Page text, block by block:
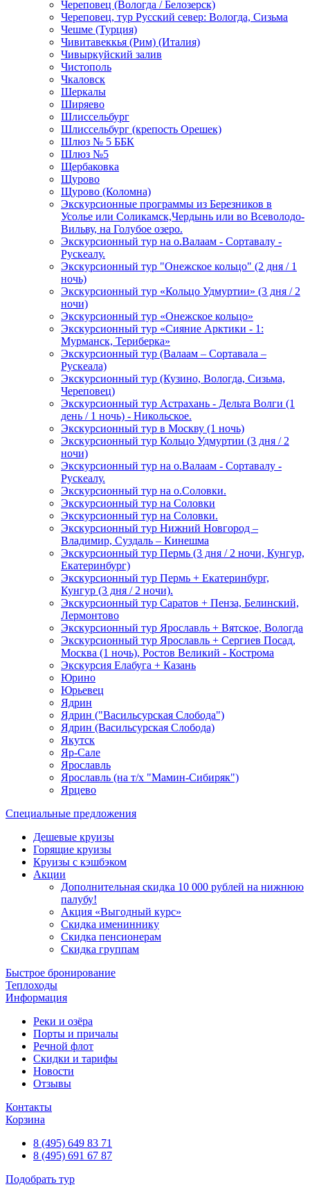
Череповец (Вологда / Белозерск)
Череповец, тур Русский север: Вологда, Сизьма
Чешме (Турция)
Чивитавеккья (Рим) (Италия)
Чивыркуйский залив
Чистополь
Чкаловск
Шеркалы
Ширяево
Шлиссельбург
Шлиссельбург (крепость Орешек)
Шлюз № 5 ББК
Шлюз №5
Щербаковка
Щурово
Щурово (Коломна)
Экскурсионные программы из Березников в
Усолье или Соликамск,Чердынь или во Всеволодо-
Вильву, на Голубое озеро.
Экскурсионный тур на о.Валаам - Сортавалу -
Рускеалу.
Экскурсионный тур "Онежское кольцо" (2 дня / 1
ночь)
Экскурсионный тур «Кольцо Удмуртии» (3 дня / 2
ночи)
Экскурсионный тур «Онежское кольцо»
Экскурсионный тур «Сияние Арктики - 1:
Мурманск, Териберка»
Экскурсионный тур (Валаам – Сортавала –
Рускеала)
Экскурсионный тур (Кузино, Вологда, Сизьма,
Череповец)
Экскурсионный тур Астрахань - Дельта Волги (1
день / 1 ночь) - Никольское.
Экскурсионный тур в Москву (1 ночь)
Экскурсионный тур Кольцо Удмуртии (3 дня / 2
ночи)
Экскурсионный тур на о.Валаам - Сортавалу -
Рускеалу.
Экскурсионный тур на о.Соловки.
Экскурсионный тур на Соловки
Экскурсионный тур на Соловки.
Экскурсионный тур Нижний Новгород –
Владимир, Суздаль – Кинешма
Экскурсионный тур Пермь (3 дня / 2 ночи, Кунгур,
Екатеринбург)
Экскурсионный тур Пермь + Екатеринбург,
Кунгур (3 дня / 2 ночи).
Экскурсионный тур Саратов + Пенза, Белинский,
Лермонтово
Экскурсионный тур Ярославль + Вятское, Вологда
Экскурсионный тур Ярославль + Сергиев Посад,
Москва (1 ночь), Ростов Великий - Кострома
Экскурсия Елабуга + Казань
Юрино
Юрьевец
Ядрин
Ядрин ("Васильсурская Слобода")
Ядрин (Васильсурская Слобода)
Якутск
Яр-Сале
Ярославль
Ярославль (на т/х "Мамин-Сибиряк")
Ярцево
Специальные предложения
Дешевые круизы
Горящие круизы
Круизы с кэшбэком
Акции
Дополнительная скидка 10 000 рублей на нижнюю
палубу!
Акция «Выгодный курс»
Скидка имениннику
Скидка пенсионерам
Скидка группам
Быстрое бронирование
Теплоходы
Информация
Реки и озёра
Порты и причалы
Речной флот
Скидки и тарифы
Новости
Отзывы
Контакты
Корзина
8 (495) 649 83 71
8 (495) 691 67 87
Подобрать тур